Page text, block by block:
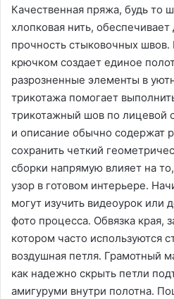
Качественная пряжа, будь то
хлопковая нить, обеспечивает
прочность стыковочных
крючком создает единое
разрозненные элементы в
трикотажа помогает
трикотажный шов по лицевой
и описание обычно содержат
сохранить четкий
сборки напрямую влияет на
узор в готовом интерьере․
могут изучить видеоурок или
фото процесса․ Обвязка
котором часто используются
воздушная петля․ Грамотный
как надежно скрыть петли
амигуруми внутри полотна․